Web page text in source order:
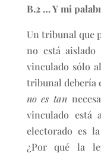
B.2 … Y mi
Un tribunal que
no está
vinculado sólo
tribunal debería
no es tan
vinculado
electorado es
¿Por qué la